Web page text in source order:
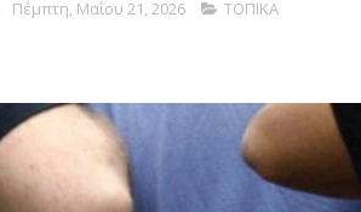
Πέμπτη, Μαΐου 21, 2026 ΤΟΠΙΚΑ